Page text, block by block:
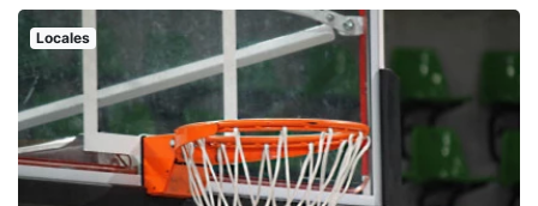
Locales